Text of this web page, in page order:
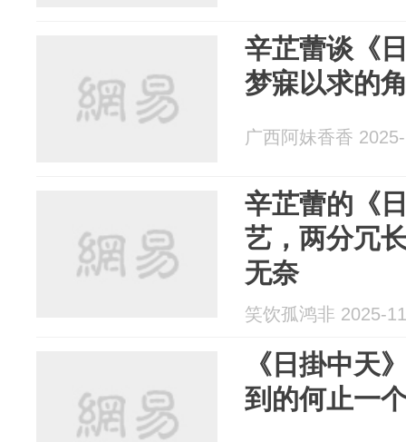
辛芷蕾谈《
梦寐以求的
广西阿妹香香
辛芷蕾的《
艺，两分冗
无奈
笑饮孤鸿非 2025-
《日掛中天
到的何止一